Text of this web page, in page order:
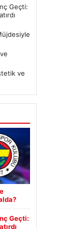
Geçti:
ve
Geçti: